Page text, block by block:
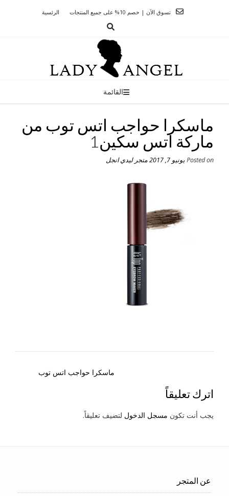
الرئسية تسوق الآن | خصم 10% على جميع المنتجات
القائمة
ماسكرا حواجب اتس توب من
ماركة اتس سكين1
Posted onيونيو 7, 2017 متجر ليدي انجل
ماسكرا حواجب اتس توب
اترك تعليقاً
يجب أنت تكون مسجل الدخول لتضيف تعليقاً.
عن المتجر